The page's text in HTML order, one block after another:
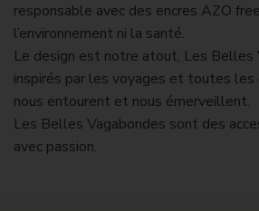
responsable avec des encres AZO
l’environnement ni la santé.
Le design est notre atout, Les Belles
inspirés par les voyages et toutes les
nous entourent et nous émerveillent.
Les Belles Vagabondes sont des
avec passion.